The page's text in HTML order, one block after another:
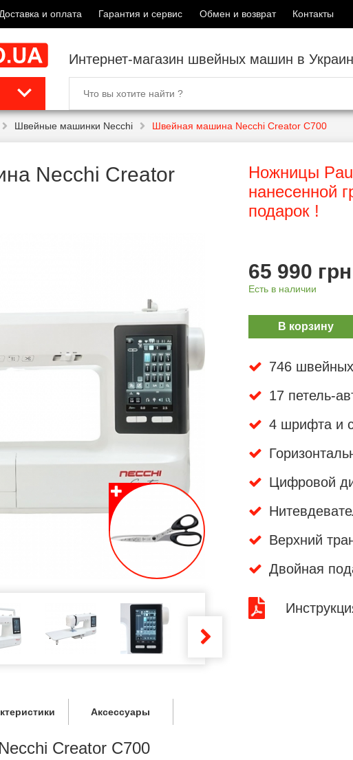
Доставка и оплата Гарантия и сервис Обмен и возврат Контакты
Интернет-магазин швейных машин в
Швейные машинки Necchi Швейная машина Necchi Creator C700
Necchi Creator
Ножницы
нанесенной
подарок !
65 990 грн
Есть в наличии
В корзину
746
17 петель-
4 шрифта и
Цифровой
Верхний
Двойная
Аксессуары
Creator C700